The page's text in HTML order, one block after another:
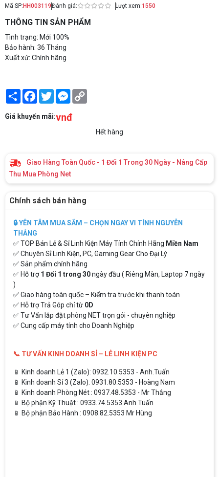
Mã SP: HH003119Đánh giá: Lượt xem:1550
THÔNG TIN SẢN PHẨM
Tình trạng: Mới 100%
Bảo hành: 36 Tháng
Xuất xứ: Chính hãng
Share Facebook
TwitterMessenger
Giá khuyến mãi:vnđ
Hết hàng
Giao Hàng Toàn Quốc - 1 Đổi 1 Trong 30 Ngày - Nâng Cấp
Thu Mua Phòng Net
Chính sách bán hàng
🔒 YÊN TÂM MUA SẮM – CHỌN NGAY VI TÍNH NGUYỄN
THẮNG
✅ TOP Bán Lẻ & Sỉ Linh Kiện Máy Tính Chính Hãng Miền Nam
✅ Chuyên Sỉ Linh Kiện, PC, Gaming Gear Cho Đại Lý
✅ Sản phẩm chính hãng
✅ Hỗ trợ1 Đổi 1 trong 30ngày đầu ( Riêng Màn, Laptop 7 ngày
)
✅ Giao hàng toàn quốc – Kiểm tra trước khi thanh toán
✅ Hỗ trợ Trả Góp chỉ từ 0D
✅ Tư Vấn lắp đặt phòng NET trọn gói - chuyên nghiệp
✅ Cung cấp máy tính cho Doanh Nghiệp
📞 TƯ VẤN KINH DOANH SỈ – LẺ LINH KIỆN PC
📱 Kinh doanh Lẻ 1 (Zalo): 0932.10.5353 - Anh.Tuấn
📱 Kinh doanh Sỉ 3 (Zalo): 0931.80.5353 - Hoàng Nam
📱 Kinh doanh Phòng Nét : 0937.48.5353 - Mr Thắng
📱 Bộ phận Kỹ Thuật : 0933.74.5353 Anh Tuấn
📱 Bộ phận Bảo Hành : 0908.82.5353 Mr Hùng